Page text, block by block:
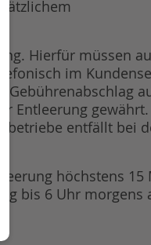
Hierfür müssen
im
Gebührenabschlag
Entleerung
entfällt bei
höchstens 15
bis 6 Uhr morgens